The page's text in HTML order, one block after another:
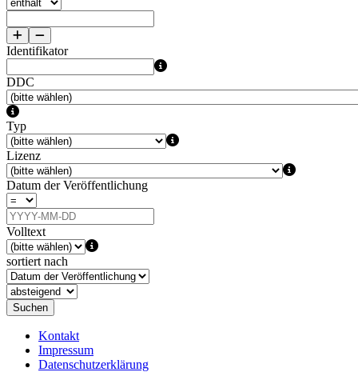
Identifikator
DDC
Typ
Lizenz
Datum der Veröffentlichung
Volltext
sortiert nach
Suchen
Kontakt
Impressum
Datenschutzerklärung